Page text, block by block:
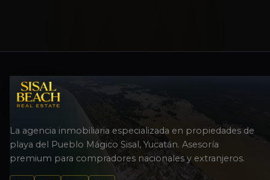
La agencia inmobiliaria especializada en propiedades de
playa del Pueblo Mágico Sisal, Yucatán. Asesoría
premium para compradores nacionales y extranjeros.